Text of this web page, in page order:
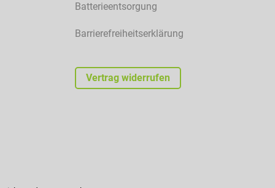
Batterieentsorgung
Barrierefreiheitserklärung
Vertrag widerrufen